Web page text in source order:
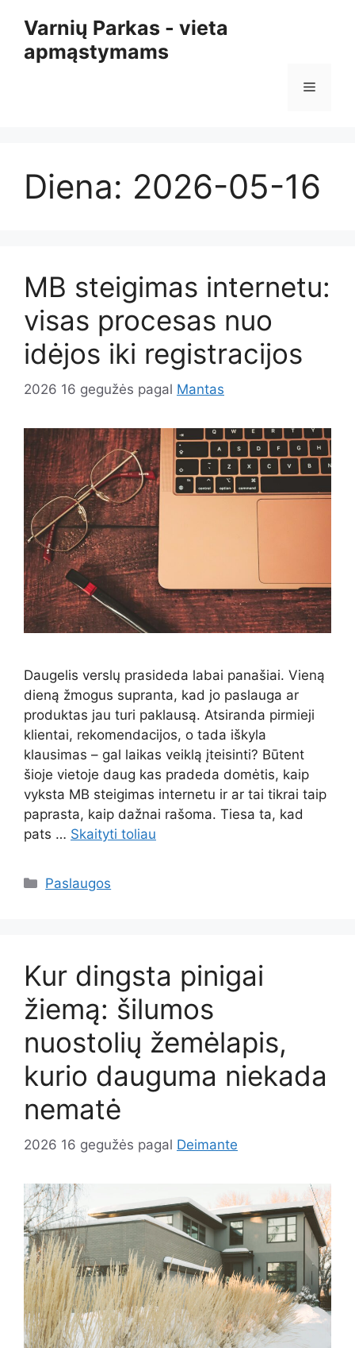
turinio
Varnių Parkas - vieta
apmąstymams
Meniu
Diena: 2026-05-16
MB steigimas internetu:
visas procesas nuo
idėjos iki registracijos
2026 16 gegužės pagal Mantas
Daugelis verslų prasideda labai panašiai. Vieną
dieną žmogus supranta, kad jo paslauga ar
produktas jau turi paklausą. Atsiranda pirmieji
klientai, rekomendacijos, o tada iškyla
klausimas – gal laikas veiklą įteisinti? Būtent
šioje vietoje daug kas pradeda domėtis, kaip
vyksta MB steigimas internetu ir ar tai tikrai taip
paprasta, kaip dažnai rašoma. Tiesa ta, kad
pats … Skaityti toliau
Kategorijos
Paslaugos
Kur dingsta pinigai
žiemą: šilumos
nuostolių žemėlapis,
kurio dauguma niekada
nematė
2026 16 gegužės pagal Deimante